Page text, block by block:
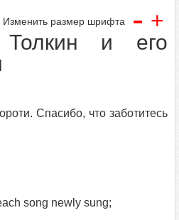
Изменить размер шрифта - +
и его
Спасибо, что заботитесь
song newly sung;